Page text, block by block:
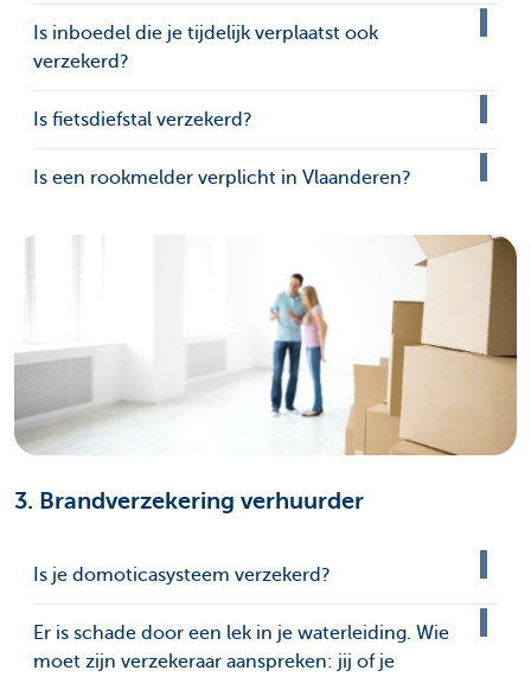
Is inboedel die je tijdelijk verplaatst ook
verzekerd?
Is fietsdiefstal verzekerd?
Is een rookmelder verplicht in Vlaanderen?
3. Brandverzekering verhuurder
Is je domoticasysteem verzekerd?
Er is schade door een lek in je waterleiding. Wie
moet zijn verzekeraar aanspreken: jij of je